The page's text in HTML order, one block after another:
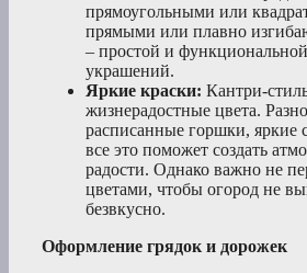
прямоугольными или
прямыми или плавно
– простой и
украшений.
Яркие краски: Кантри-
жизнерадостные цвета.
расписанные горшки, яркие
все это поможет создать
радости. Однако важно не
цветами, чтобы огород не
безвкусно.
Оформление грядок и дорожек